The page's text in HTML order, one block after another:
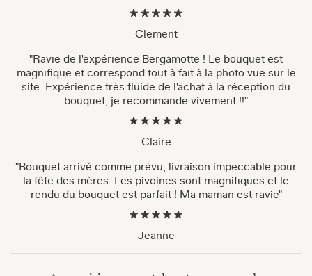
Clement
"Ravie de l'expérience Bergamotte ! Le bouquet est
magnifique et correspond tout à fait à la photo vue sur le
site. Expérience très fluide de l'achat à la réception du
bouquet, je recommande vivement !!"
Claire
"Bouquet arrivé comme prévu, livraison impeccable pour
la fête des mères. Les pivoines sont magnifiques et le
rendu du bouquet est parfait ! Ma maman est ravie"
Jeanne